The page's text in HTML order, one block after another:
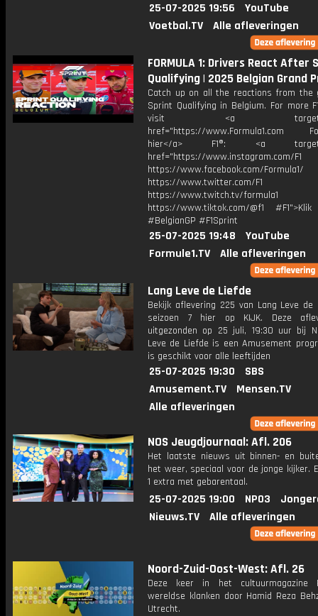
25-07-2025 19:56
YouTube
Voetbal.TV
Alle afleveringen
FORMULA 1: Drivers React After
Qualifying | 2025 Belgian Grand
Catch up on all the reactions from the
Sprint Qualifying in Belgium. For more
visit <a
href="https://www.Formula1.com
hier</a> F1®: <a
href="https://www.instagram.com/F1
https://www.facebook.com/Formula1/
https://www.twitter.com/F1
https://www.twitch.tv/formula1
https://www.tiktok.com/@f1
#BelgianGP #F1Sprint
25-07-2025 19:48
YouTube
Formule1.TV
Alle afleveringen
Lang Leve de Liefde
Bekijk aflevering 225 van Lang Leve
seizoen 7 hier op KIJK. Deze
uitgezonden op 25 juli, 19:30 uur bij
Leve de Liefde is een Amusement
is geschikt voor alle leeftijden
25-07-2025 19:30
SBS
Amusement.TV
Mensen.TV
Alle afleveringen
NOS Jeugdjournaal: Afl. 206
Het laatste nieuws uit binnen- en
het weer, speciaal voor de jonge kijker.
1 extra met gebarentaal.
25-07-2025 19:00 NPO3
Nieuws.TV
Alle afleveringen
Noord-Zuid-Oost-West: Afl. 26
Deze keer in het cultuurmagazine
wereldse klanken door Hamid Reza
Utrecht.